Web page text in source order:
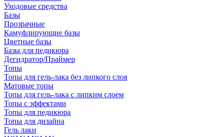
Уходовые средства
Базы
Прозрачные
Камуфлирующие базы
Цветные базы
Базы для педикюра
Дегидратор/Праймер
Топы
Топы для гель-лака без липкого слоя
Матовые топы
Топы для гель-лака с липким слоем
Топы с эффектами
Топы для педикюра
Топы для дизайна
Гель лаки